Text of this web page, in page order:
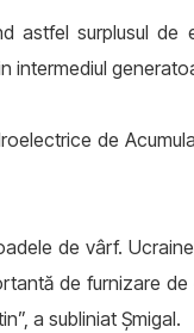
astfel surplusul
intermediul
de
de vârf.
de furnizare
a subliniat Șmigal.